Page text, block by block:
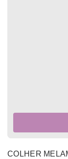
COLHER